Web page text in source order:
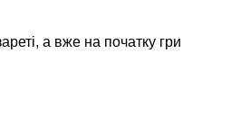
а вже на початку гри